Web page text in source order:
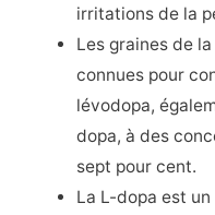
irritations de la
Les graines de
connues pour
lévodopa,
dopa, à des
sept pour cent.
La L-dopa est